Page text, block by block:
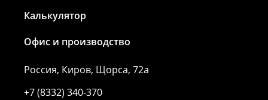
Калькулятор
Офис и производство
Россия, Киров, Щорса, 72а
+7 (8332) 340-370